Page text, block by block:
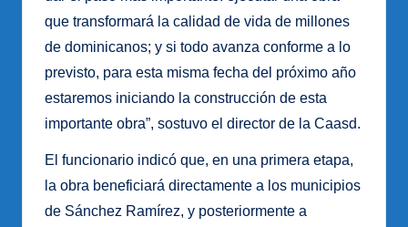
que transformará la calidad de vida de millones
de dominicanos; y si todo avanza conforme a lo
previsto, para esta misma fecha del próximo año
estaremos iniciando la construcción de esta
importante obra”, sostuvo el director de la Caasd.
El funcionario indicó que, en una primera etapa,
la obra beneficiará directamente a los municipios
de Sánchez Ramírez, y posteriormente a